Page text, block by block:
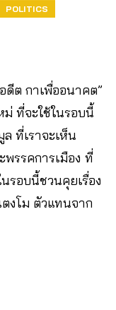
POLITICS
ดีต กาเพื่ออนาคต”
ม่ ที่จะใช้ในรอบนี้
ที่เราจะเห็น
รรคการเมือง ที่
รอบนี้ชวนคุยเรื่อง
โม ตัวแทนจาก